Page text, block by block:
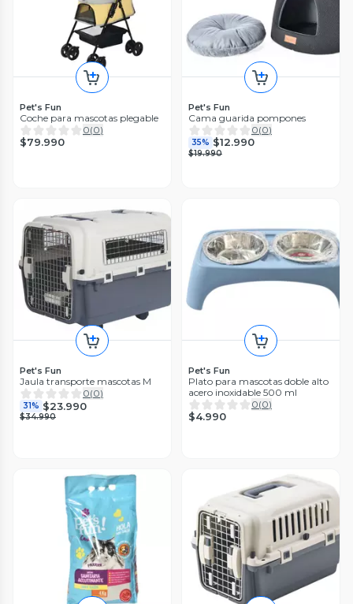
Pet's Fun
Coche para mascotas plegable
0(0)
$79.990
Pet's Fun
Cama guarida pompones
0(0)
35% $12.990
$19.990
Pet's Fun
Jaula transporte mascotas M
0(0)
31% $23.990
$34.990
Pet's Fun
Plato para mascotas doble alto
acero inoxidable 500 ml
0(0)
$4.990